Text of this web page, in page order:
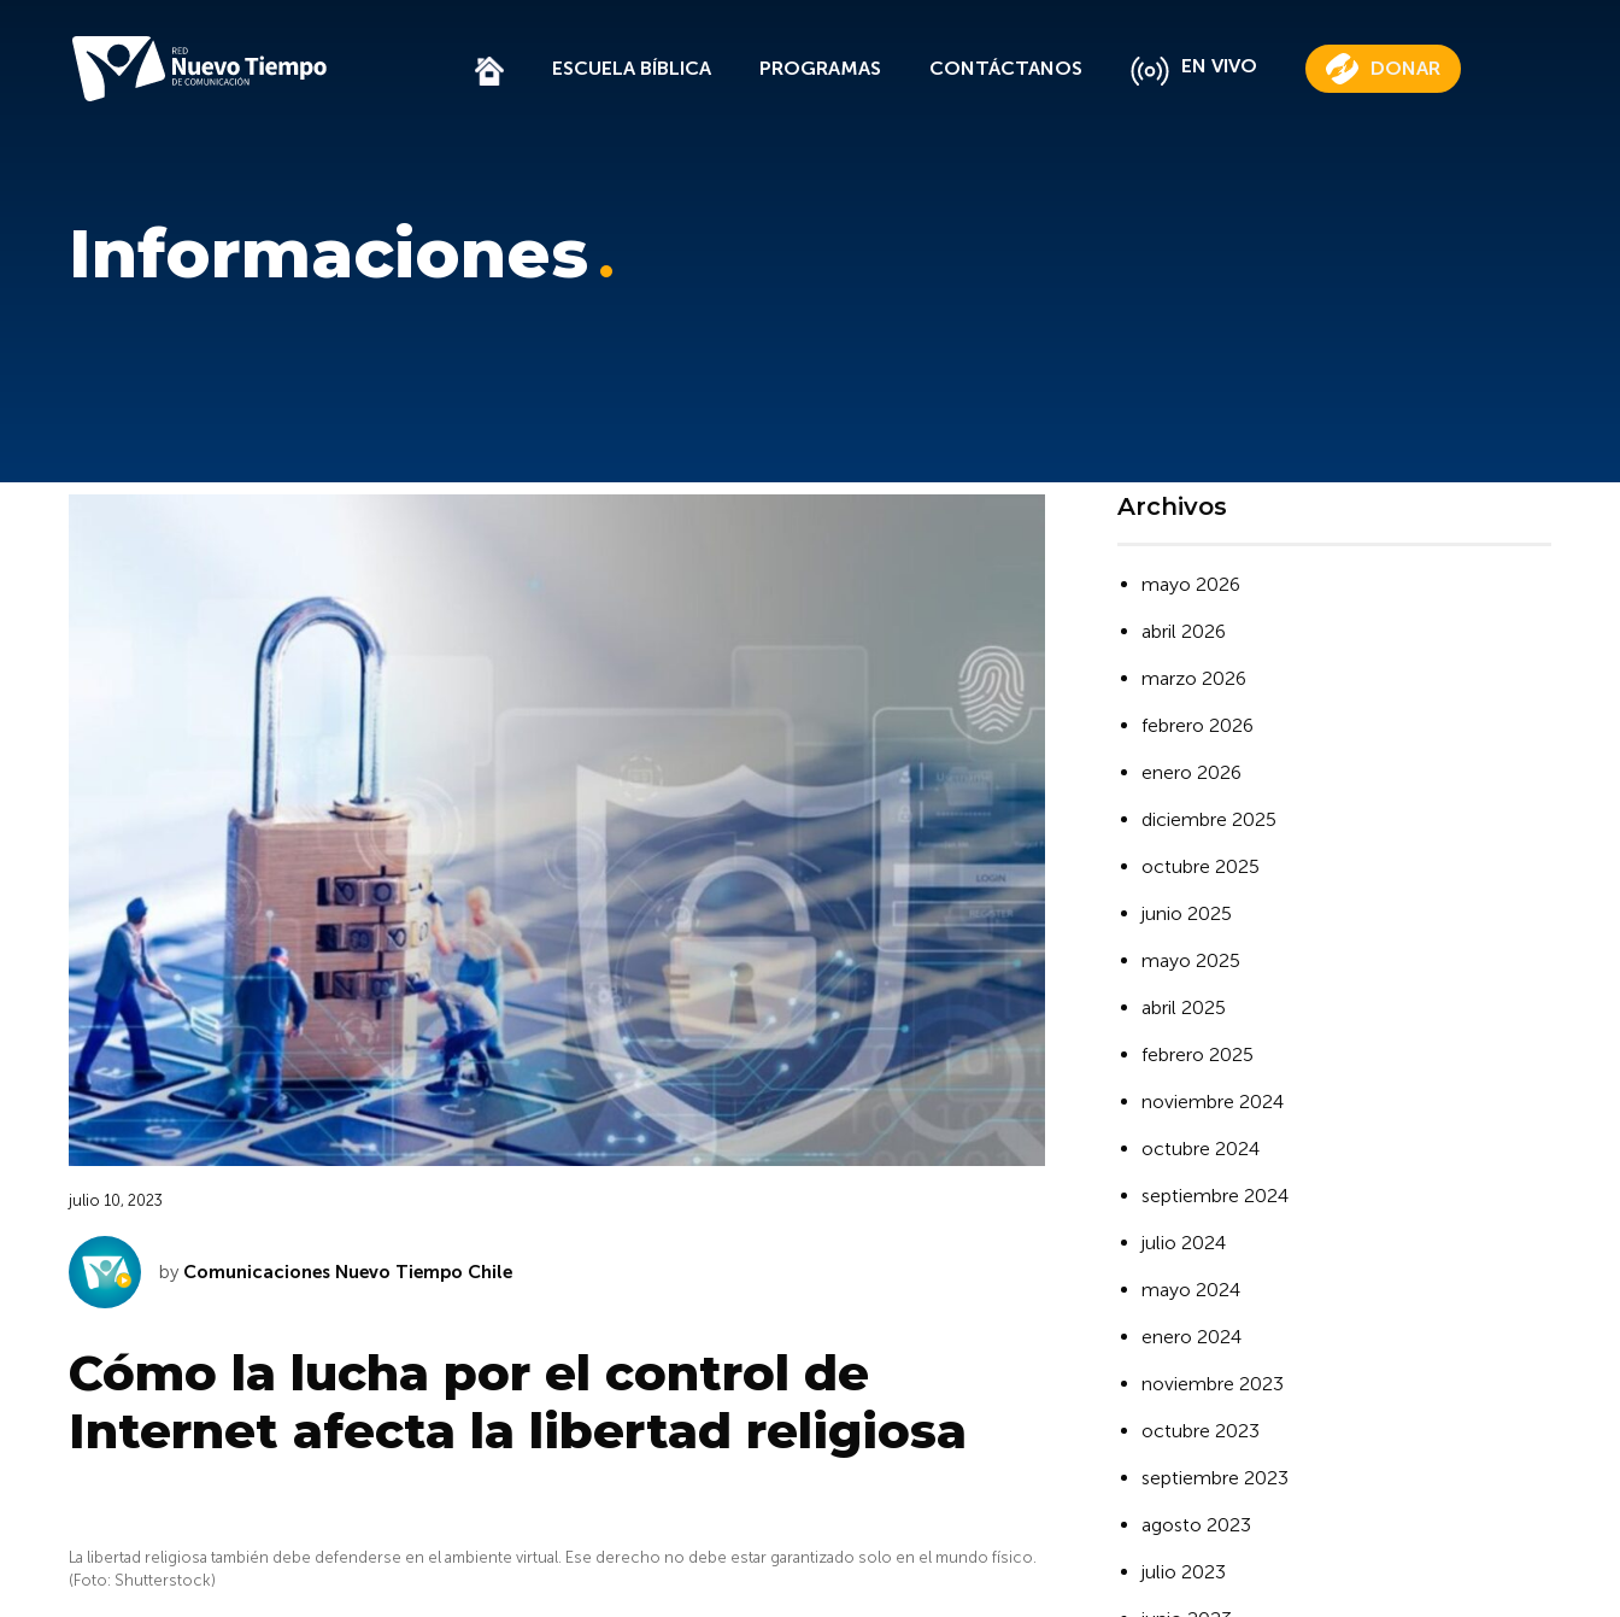
ESCUELA BÍBLICA PROGRAMAS CONTÁCTANOS EN VIVO DONAR
Informaciones
julio 10, 2023
by Comunicaciones Nuevo Tiempo Chile
Cómo la lucha por el control de
Internet afecta la libertad religiosa
La libertad religiosa también debe defenderse en el ambiente virtual. Ese derecho no debe estar garantizado solo en el mundo físico.
(Foto: Shutterstock)
Archivos
mayo 2026
abril 2026
marzo 2026
febrero 2026
enero 2026
diciembre 2025
octubre 2025
junio 2025
mayo 2025
abril 2025
febrero 2025
noviembre 2024
octubre 2024
septiembre 2024
julio 2024
mayo 2024
enero 2024
noviembre 2023
octubre 2023
septiembre 2023
agosto 2023
julio 2023